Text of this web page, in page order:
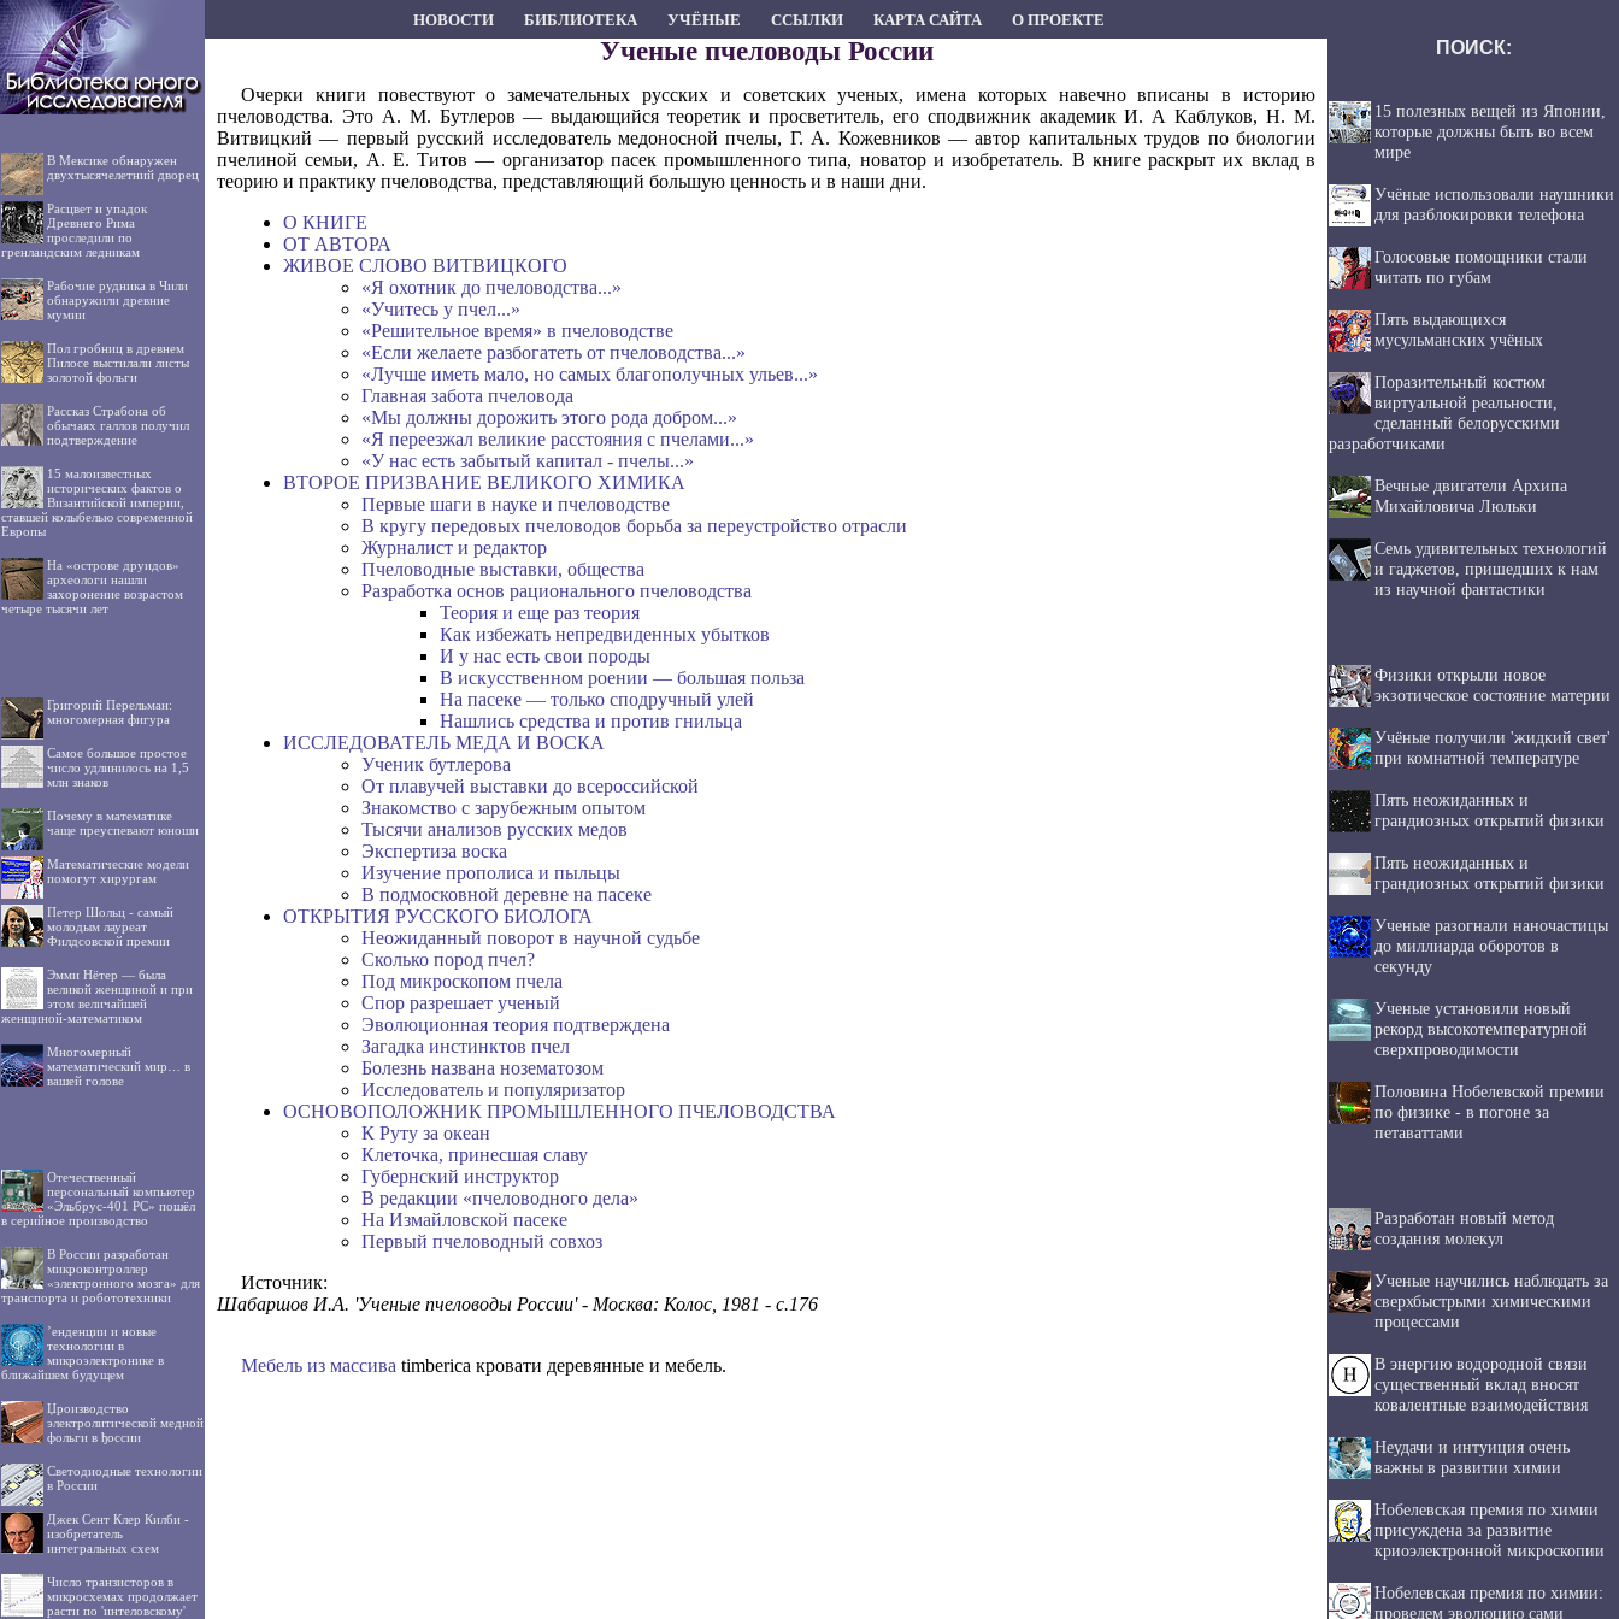
НОВОСТИ БИБЛИОТЕКА УЧЁНЫЕ ССЫЛКИ КАРТА САЙТА О ПРОЕКТЕ
В Мексике обнаружен
двухтысячелетний дворец
Расцвет и упадок
Древнего Рима
проследили по
гренландским ледникам
Рабочие рудника в Чили
обнаружили древние
мумии
Пол гробниц в древнем
Пилосе выстилали листы
золотой фольги
Рассказ Страбона об
обычаях галлов получил
подтверждение
15 малоизвестных
исторических фактов о
Византийской империи,
ставшей колыбелью современной
Европы
На «острове друидов»
археологи нашли
захоронение возрастом
четыре тысячи лет
Григорий Перельман:
многомерная фигура
Самое большое простое
число удлинилось на 1,5
млн знаков
Почему в математике
чаще преуспевают юноши
Математические модели
помогут хирургам
Петер Шольц - самый
молодым лауреат
Филдсовской премии
Эмми Нётер — была
великой женщиной и при
этом величайшей
женщиной-математиком
Многомерный
математический мир… в
вашей голове
Отечественный
персональный компьютер
«Эльбрус-401 РС» пошёл
в серийное производство
В России разработан
микроконтроллер
«электронного мозга» для
транспорта и робототехники
’енденции и новые
технологии в
микроэлектронике в
ближайшем будущем
Џроизводство
электролитической медной
фольги в ђоссии
Светодиодные технологии
в России
Джек Сент Клер Килби -
изобретатель
интегральных схем
Число транзисторов в
микросхемах продолжает
расти по 'интеловскому'
Ученые пчеловоды России
Очерки книги повествуют о замечательных русских и советских ученых, имена которых навечно вписаны в историю
пчеловодства. Это А. М. Бутлеров — выдающийся теоретик и просветитель, его сподвижник академик И. А Каблуков, Н. М.
Витвицкий — первый русский исследователь медоносной пчелы, Г. А. Кожевников — автор капитальных трудов по биологии
пчелиной семьи, А. Е. Титов — организатор пасек промышленного типа, новатор и изобретатель. В книге раскрыт их вклад в
теорию и практику пчеловодства, представляющий большую ценность и в наши дни.
О КНИГЕ
ОТ АВТОРА
ЖИВОЕ СЛОВО ВИТВИЦКОГО
«Я охотник до пчеловодства...»
«Учитесь у пчел...»
«Решительное время» в пчеловодстве
«Если желаете разбогатеть от пчеловодства...»
«Лучше иметь мало, но самых благополучных ульев...»
Главная забота пчеловода
«Мы должны дорожить этого рода добром...»
«Я переезжал великие расстояния с пчелами...»
«У нас есть забытый капитал - пчелы...»
ВТОРОЕ ПРИЗВАНИЕ ВЕЛИКОГО ХИМИКА
Первые шаги в науке и пчеловодстве
В кругу передовых пчеловодов борьба за переустройство отрасли
Журналист и редактор
Пчеловодные выставки, общества
Разработка основ рационального пчеловодства
Теория и еще раз теория
Как избежать непредвиденных убытков
И у нас есть свои породы
В искусственном роении — большая польза
На пасеке — только сподручный улей
Нашлись средства и против гнильца
ИССЛЕДОВАТЕЛЬ МЕДА И ВОСКА
Ученик бутлерова
От плавучей выставки до всероссийской
Знакомство с зарубежным опытом
Тысячи анализов русских медов
Экспертиза воска
Изучение прополиса и пыльцы
В подмосковной деревне на пасеке
ОТКРЫТИЯ РУССКОГО БИОЛОГА
Неожиданный поворот в научной судьбе
Сколько пород пчел?
Под микроскопом пчела
Спор разрешает ученый
Эволюционная теория подтверждена
Загадка инстинктов пчел
Болезнь названа нозематозом
Исследователь и популяризатор
ОСНОВОПОЛОЖНИК ПРОМЫШЛЕННОГО ПЧЕЛОВОДСТВА
К Руту за океан
Клеточка, принесшая славу
Губернский инструктор
В редакции «пчеловодного дела»
На Измайловской пасеке
Первый пчеловодный совхоз
Источник:
Шабаршов И.А. 'Ученые пчеловоды России' - Москва: Колос, 1981 - с.176
Мебель из массива timberica кровати деревянные и мебель.
ПОИСК:
15 полезных вещей из Японии,
которые должны быть во всем
мире
Учёные использовали наушники
для разблокировки телефона
Голосовые помощники стали
читать по губам
Пять выдающихся
мусульманских учёных
Поразительный костюм
виртуальной реальности,
сделанный белорусскими
разработчиками
Вечные двигатели Архипа
Михайловича Люльки
Семь удивительных технологий
и гаджетов, пришедших к нам
из научной фантастики
Физики открыли новое
экзотическое состояние материи
Учёные получили 'жидкий свет'
при комнатной температуре
Пять неожиданных и
грандиозных открытий физики
Пять неожиданных и
грандиозных открытий физики
Ученые разогнали наночастицы
до миллиарда оборотов в
секунду
Ученые установили новый
рекорд высокотемпературной
сверхпроводимости
Половина Нобелевской премии
по физике - в погоне за
петаваттами
Разработан новый метод
создания молекул
Ученые научились наблюдать за
сверхбыстрыми химическими
процессами
В энергию водородной связи
существенный вклад вносят
ковалентные взаимодействия
Неудачи и интуиция очень
важны в развитии химии
Нобелевская премия по химии
присуждена за развитие
криоэлектронной микроскопии
Нобелевская премия по химии:
проведем эволюцию сами